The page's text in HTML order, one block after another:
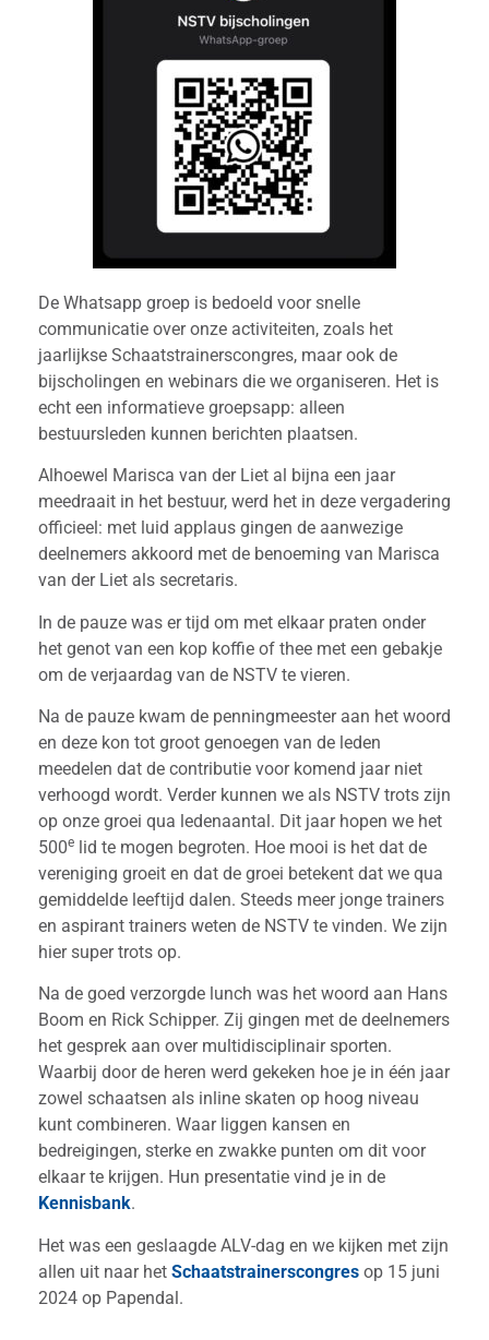
De Whatsapp groep is bedoeld voor snelle
communicatie over onze activiteiten, zoals het
jaarlijkse Schaatstrainerscongres, maar ook de
bijscholingen en webinars die we organiseren. Het is
echt een informatieve groepsapp: alleen
bestuursleden kunnen berichten plaatsen.
Alhoewel Marisca van der Liet al bijna een jaar
meedraait in het bestuur, werd het in deze vergadering
officieel: met luid applaus gingen de aanwezige
deelnemers akkoord met de benoeming van Marisca
van der Liet als secretaris.
In de pauze was er tijd om met elkaar praten onder
het genot van een kop koffie of thee met een gebakje
om de verjaardag van de NSTV te vieren.
Na de pauze kwam de penningmeester aan het woord
en deze kon tot groot genoegen van de leden
meedelen dat de contributie voor komend jaar niet
verhoogd wordt. Verder kunnen we als NSTV trots zijn
op onze groei qua ledenaantal. Dit jaar hopen we het
500e lid te mogen begroten. Hoe mooi is het dat de
vereniging groeit en dat de groei betekent dat we qua
gemiddelde leeftijd dalen. Steeds meer jonge trainers
en aspirant trainers weten de NSTV te vinden. We zijn
hier super trots op.
Na de goed verzorgde lunch was het woord aan Hans
Boom en Rick Schipper. Zij gingen met de deelnemers
het gesprek aan over multidisciplinair sporten.
Waarbij door de heren werd gekeken hoe je in één jaar
zowel schaatsen als inline skaten op hoog niveau
kunt combineren. Waar liggen kansen en
bedreigingen, sterke en zwakke punten om dit voor
elkaar te krijgen. Hun presentatie vind je in de
Kennisbank.
Het was een geslaagde ALV-dag en we kijken met zijn
allen uit naar het Schaatstrainerscongres op 15 juni
2024 op Papendal.